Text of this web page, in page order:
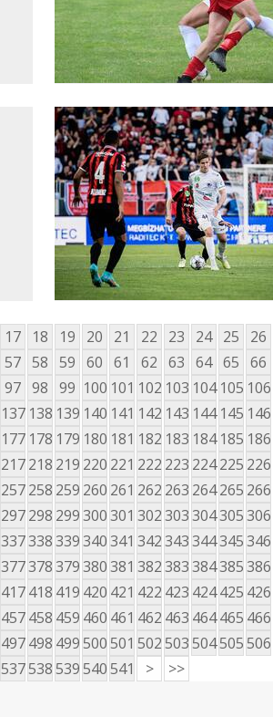
17 18 19 20 21 22 23 24 25 26
57 58 59 60 61 62 63 64 65 66
97 98 99 100 101 102 103 104 105 106
137 138 139 140 141 142 143 144 145 146
177 178 179 180 181 182 183 184 185 186
217218 219 220 221 222 223 224225 226
257258 259 260 261 262 263 264265 266
297298 299300301 302303304305306
337338339340341 342343344345346
377378379380381 382383384385386
417418 419 420 421 422 423 424425 426
457458 459 460 461 462 463 464465 466
497498 499500501 502503504505506
537538539540541 > >>